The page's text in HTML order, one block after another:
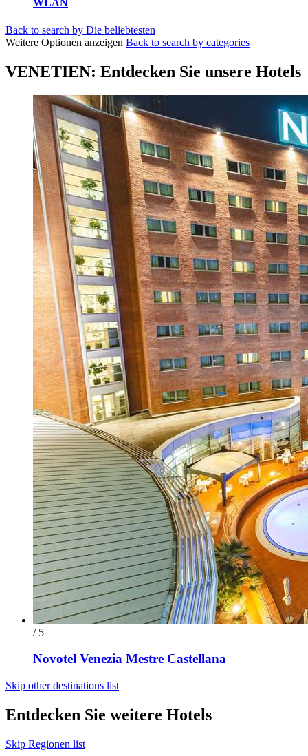
WLAN
Back to search by Die beliebtesten
Weitere Optionen anzeigen Back to search by categories
VENETIEN: Entdecken Sie unsere Hotels
/ 5
Novotel Venezia Mestre Castellana
Skip other destinations list
Entdecken Sie weitere Hotels
Skip Regionen list